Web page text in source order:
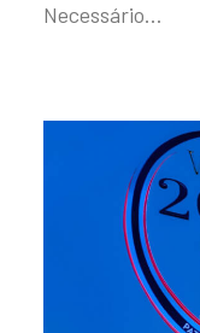
Necessário…